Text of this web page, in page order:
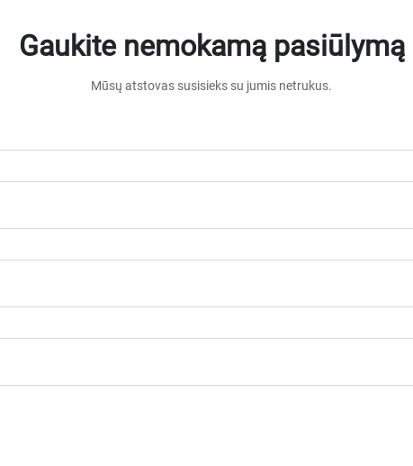
Gaukite nemokamą pasiūlymą
Mūsų atstovas susisieks su jumis netrukus.